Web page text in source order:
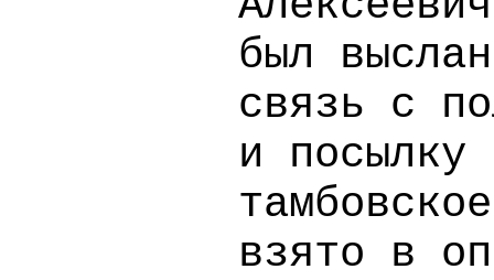
был
связь с
и
взято в